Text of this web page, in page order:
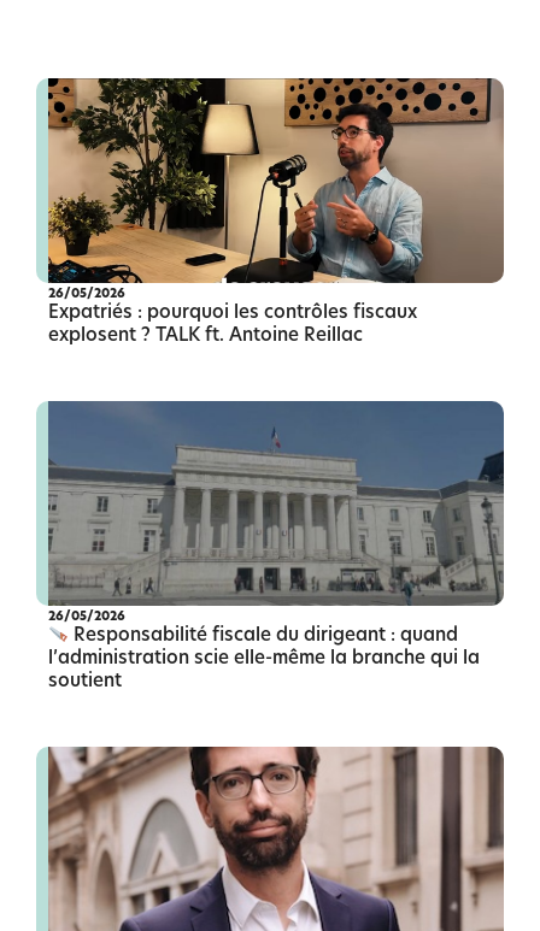
26/05/2026
Expatriés : pourquoi les contrôles fiscaux
explosent ? TALK ft. Antoine Reillac
26/05/2026
Responsabilité fiscale du dirigeant : quand
l’administration scie elle-même la branche qui la
soutient